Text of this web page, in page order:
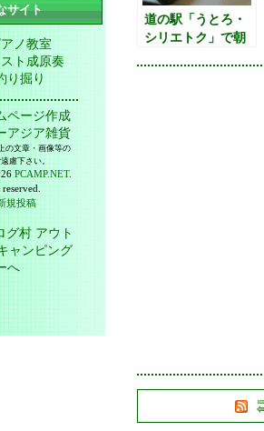
道の駅「うとろ・
シリエトク」で朝
サイト
アノ教室
ト成原奏
り掘り
ページ作成
アジア雑貨
の文章・画像等の
慮下さい。
PCAMP.NET.
規投稿